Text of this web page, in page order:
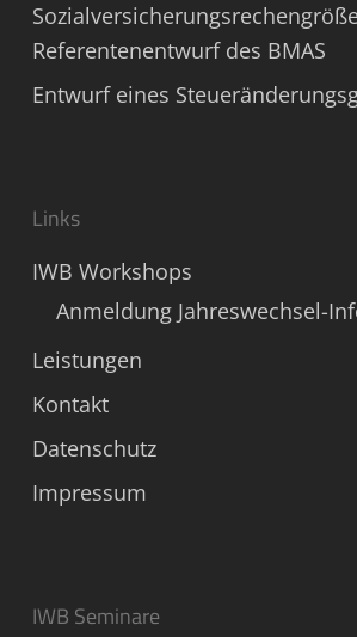
Referentenentwurf des BMAS
Entwurf eines
Links
IWB Workshops
Anmeldung Jahreswechsel-
Leistungen
Kontakt
Datenschutz
Impressum
IWB Seminare